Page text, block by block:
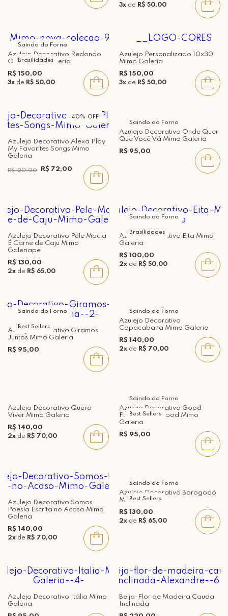
3x de R$ 50,00
Saindo do Forno
Brasilidades
Azulejo Decorativo Redondo
Onça Mimo Galeria
R$ 150,00
3x de R$ 50,00
Azulejo Personalizado 10x30
Mimo Galeria
R$ 150,00
3x de R$ 50,00
40%
Azulejo Decorativo Alexa Play
My Favorites Songs Mimo
Galeria
R$ 120,00 R$ 72,00
Saindo do Forno
Azulejo Decorativo Onde Quer
Que Você Vá Mimo Galeria
R$ 95,00
Azulejo Decorativo Pele Macia
É Carne de Caju Mimo
Galeriape
R$ 130,00
2x de R$ 65,00
Saindo do Forno
Brasilidades
Azulejo Decorativo Eita Mimo
Galeria
R$ 100,00
2x de R$ 50,00
Saindo do Forno
Best Sellers
Azulejo Decorativo Giramos
Juntos Mimo Galeria
R$ 95,00
Saindo do Forno
Azulejo Decorativo
Copacabana Mimo Galeria
R$ 140,00
2x de R$ 70,00
Azulejo Decorativo Quero
Viver Mimo Galeria
R$ 140,00
2x de R$ 70,00
Saindo do Forno
Best Sellers
Azulejo Decorativo Good
Food Good Mood Mimo
Galeria
R$ 95,00
Azulejo Decorativo Somos
Poesia Escrita no Acaso Mimo
Galeria
R$ 140,00
2x de R$ 70,00
Saindo do Forno
Best Sellers
Azulejo Decorativo Borogodó
Mimo Galeria
R$ 130,00
2x de R$ 65,00
Azulejo Decorativo Itália Mimo
Galeria
Beija-Flor de Madeira Cauda
Inclinada